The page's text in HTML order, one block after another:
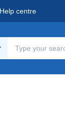
Help centre